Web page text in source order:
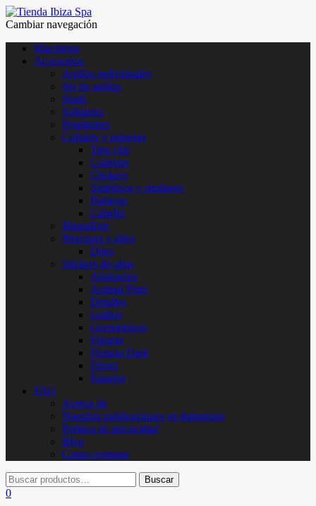
Cambiar navegación
Maceteros
Accesorios
Anillos individuales
Set de anillos
Studs
Solitarios
Pendientes
Collares y pulseras
Tipo clip
Cadenas
Chokers
Sintéticos y similares
Pulseras
Cabello
Maquillaje
Piercings y dijes
Dijes
Stickers de uñas
Abstractos
Animal Print
Detalles
Gatitos
Geometricos
Figuras
Figuras Dark
Flores
Paisajes
FAQ
Acerca de
Nuestras publicaciones en Instagram
Politica de privacidad
Blog
Como comprar
0